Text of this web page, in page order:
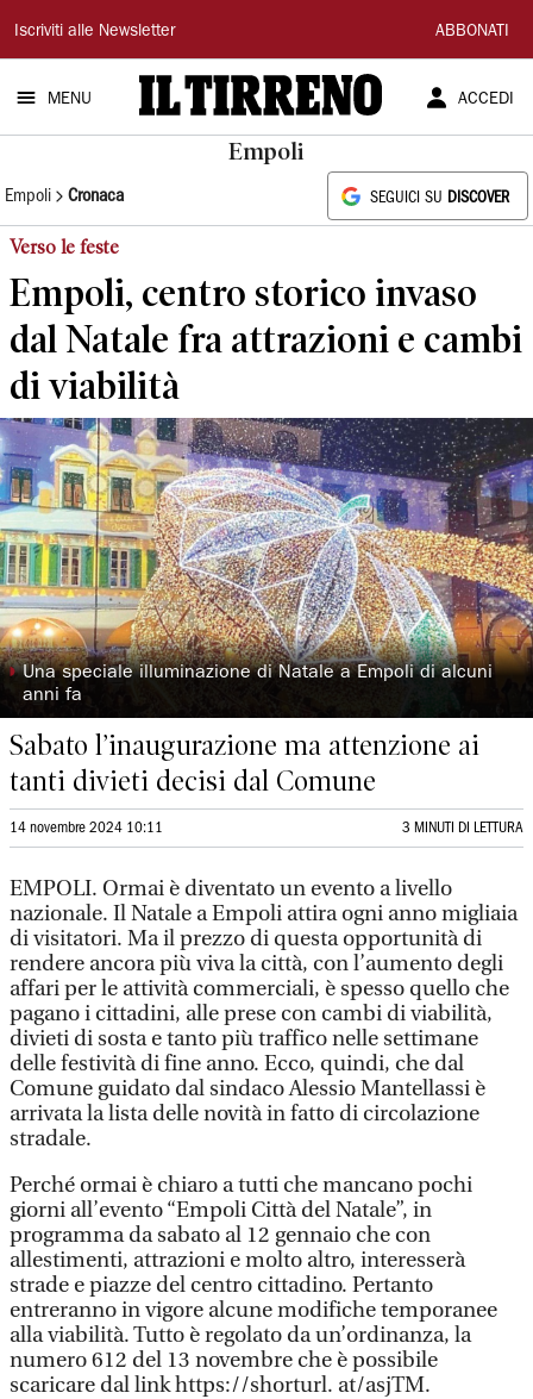
Il
Tirreno
Iscriviti alle Newsletter ABBONATI
MENU ACCEDI
Empoli
Empoli Cronaca SEGUICI SU DISCOVER
Verso le feste
Empoli, centro storico invaso
dal Natale fra attrazioni e cambi
di viabilità
◗Una speciale illuminazione di Natale a Empoli di alcuni
anni fa
Sabato l’inaugurazione ma attenzione ai
tanti divieti decisi dal Comune
14 novembre 2024 10:11 3 MINUTI DI LETTURA
EMPOLI. Ormai è diventato un evento a livello
nazionale. Il Natale a Empoli attira ogni anno migliaia
di visitatori. Ma il prezzo di questa opportunità di
rendere ancora più viva la città, con l’aumento degli
affari per le attività commerciali, è spesso quello che
pagano i cittadini, alle prese con cambi di viabilità,
divieti di sosta e tanto più traffico nelle settimane
delle festività di fine anno. Ecco, quindi, che dal
Comune guidato dal sindaco Alessio Mantellassi è
arrivata la lista delle novità in fatto di circolazione
stradale.
Perché ormai è chiaro a tutti che mancano pochi
giorni all’evento “Empoli Città del Natale”, in
programma da sabato al 12 gennaio che con
allestimenti, attrazioni e molto altro, interesserà
strade e piazze del centro cittadino. Pertanto
entreranno in vigore alcune modifiche temporanee
alla viabilità. Tutto è regolato da un’ordinanza, la
numero 612 del 13 novembre che è possibile
scaricare dal link https://shorturl. at/asjTM.